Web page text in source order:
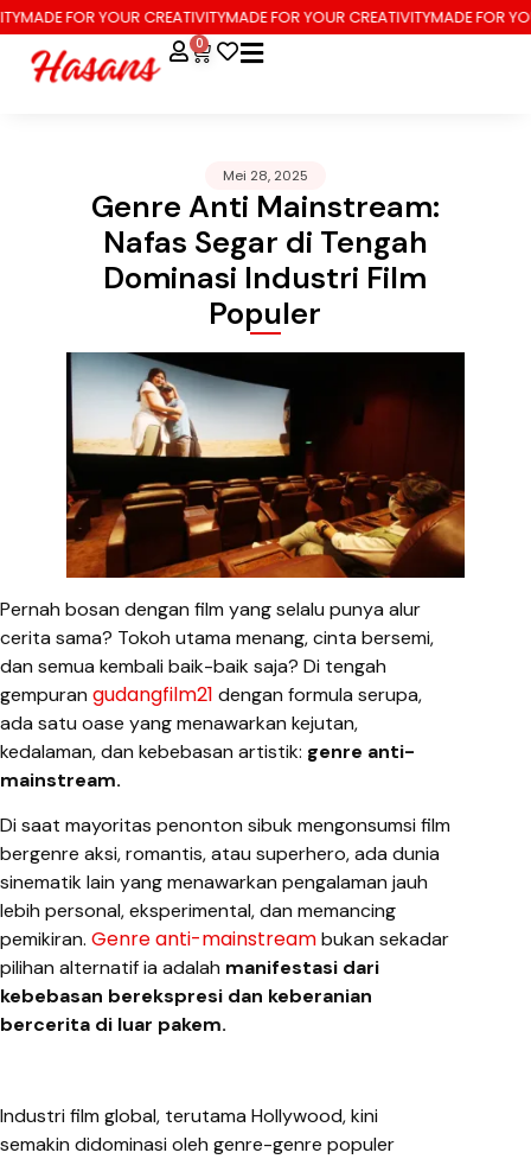
FOR YOUR CREATIVITYMADE FOR YOUR CREATIVITYMADE FOR YOUR
0
Mei 28, 2025
Genre Anti Mainstream:
Nafas Segar di Tengah
Dominasi Industri Film
Populer
Pernah bosan dengan film yang selalu punya alur
cerita sama? Tokoh utama menang, cinta bersemi,
dan semua kembali baik-baik saja? Di tengah
gempuran gudangfilm21 dengan formula serupa,
ada satu oase yang menawarkan kejutan,
kedalaman, dan kebebasan artistik: genre anti-
mainstream.
Di saat mayoritas penonton sibuk mengonsumsi film
bergenre aksi, romantis, atau superhero, ada dunia
sinematik lain yang menawarkan pengalaman jauh
lebih personal, eksperimental, dan memancing
pemikiran. Genre anti-mainstreambukan sekadar
pilihan alternatif ia adalah manifestasi dari
kebebasan berekspresi dan keberanian
bercerita di luar pakem.
Industri film global, terutama Hollywood, kini
semakin didominasi oleh genre-genre populer